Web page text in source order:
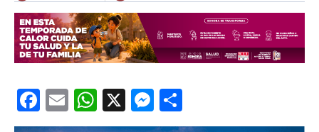
Facebook
EmailWhatsApp
X Messenger